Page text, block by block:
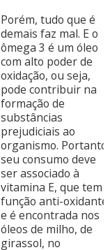
Porém, tudo que é
demais faz mal. E o
ômega 3 é um óleo
com alto poder de
oxidação, ou seja,
pode contribuir na
formação de
substâncias
prejudiciais ao
organismo. Portanto,
seu consumo deve
ser associado à
vitamina E, que tem
função anti-oxidante,
e é encontrada nos
óleos de milho, de
girassol, no